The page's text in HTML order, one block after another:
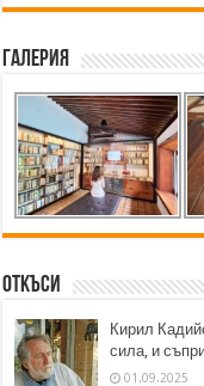
Галерия
Откъси
Кирил
сила, и
01.09.2025